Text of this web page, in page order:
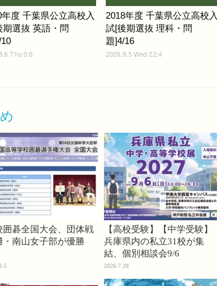
年度 千葉県公立高校入
期選抜 英語・問
Thu 0:6
2018年度 千葉県公立高校入
試[後期選抜 理科・問
題]4/16
2026.8.5 Wed 22:4
囲碁全国大会、団体戦
・南山女子部が優勝
【高校受験】【中学受験】
兵庫県内の私立31校が集
結、個別相談会9/6
2026.7.28